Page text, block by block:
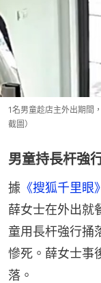
1名男童趁店主外出期間
截圖）
男童持長杆強
據 《搜狐千里眼》
薛女士在外出就
童用長杆強行捅
慘死。薛女士事
落。